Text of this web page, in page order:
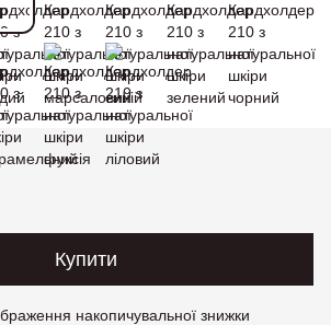
Купити
накопичувальної знижки